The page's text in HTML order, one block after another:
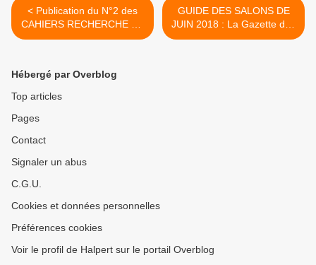
< Publication du N°2 des
CAHIERS RECHERCHE ET
INNOVATION DANS LES
GUIDE DES SALONS DE
JUIN 2018 : La Gazette des
Salons met en UNE l'étude
Hébergé par Overblog
Top articles
Pages
Contact
Signaler un abus
C.G.U.
Cookies et données personnelles
Préférences cookies
Voir le profil de Halpert sur le portail Overblog